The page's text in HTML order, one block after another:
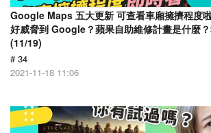
Google Maps 五大更新 可查看車廂擁擠程度
好威脅到 Google？蘋果自助維修計畫是什麼
(11/19)
# 34
2021-11-18 11:06